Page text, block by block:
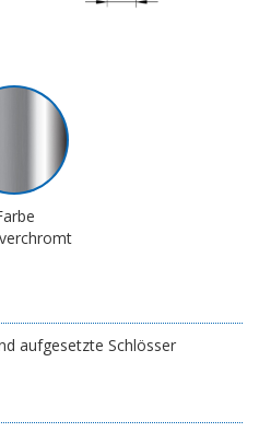
aufgesetzte Schlösser